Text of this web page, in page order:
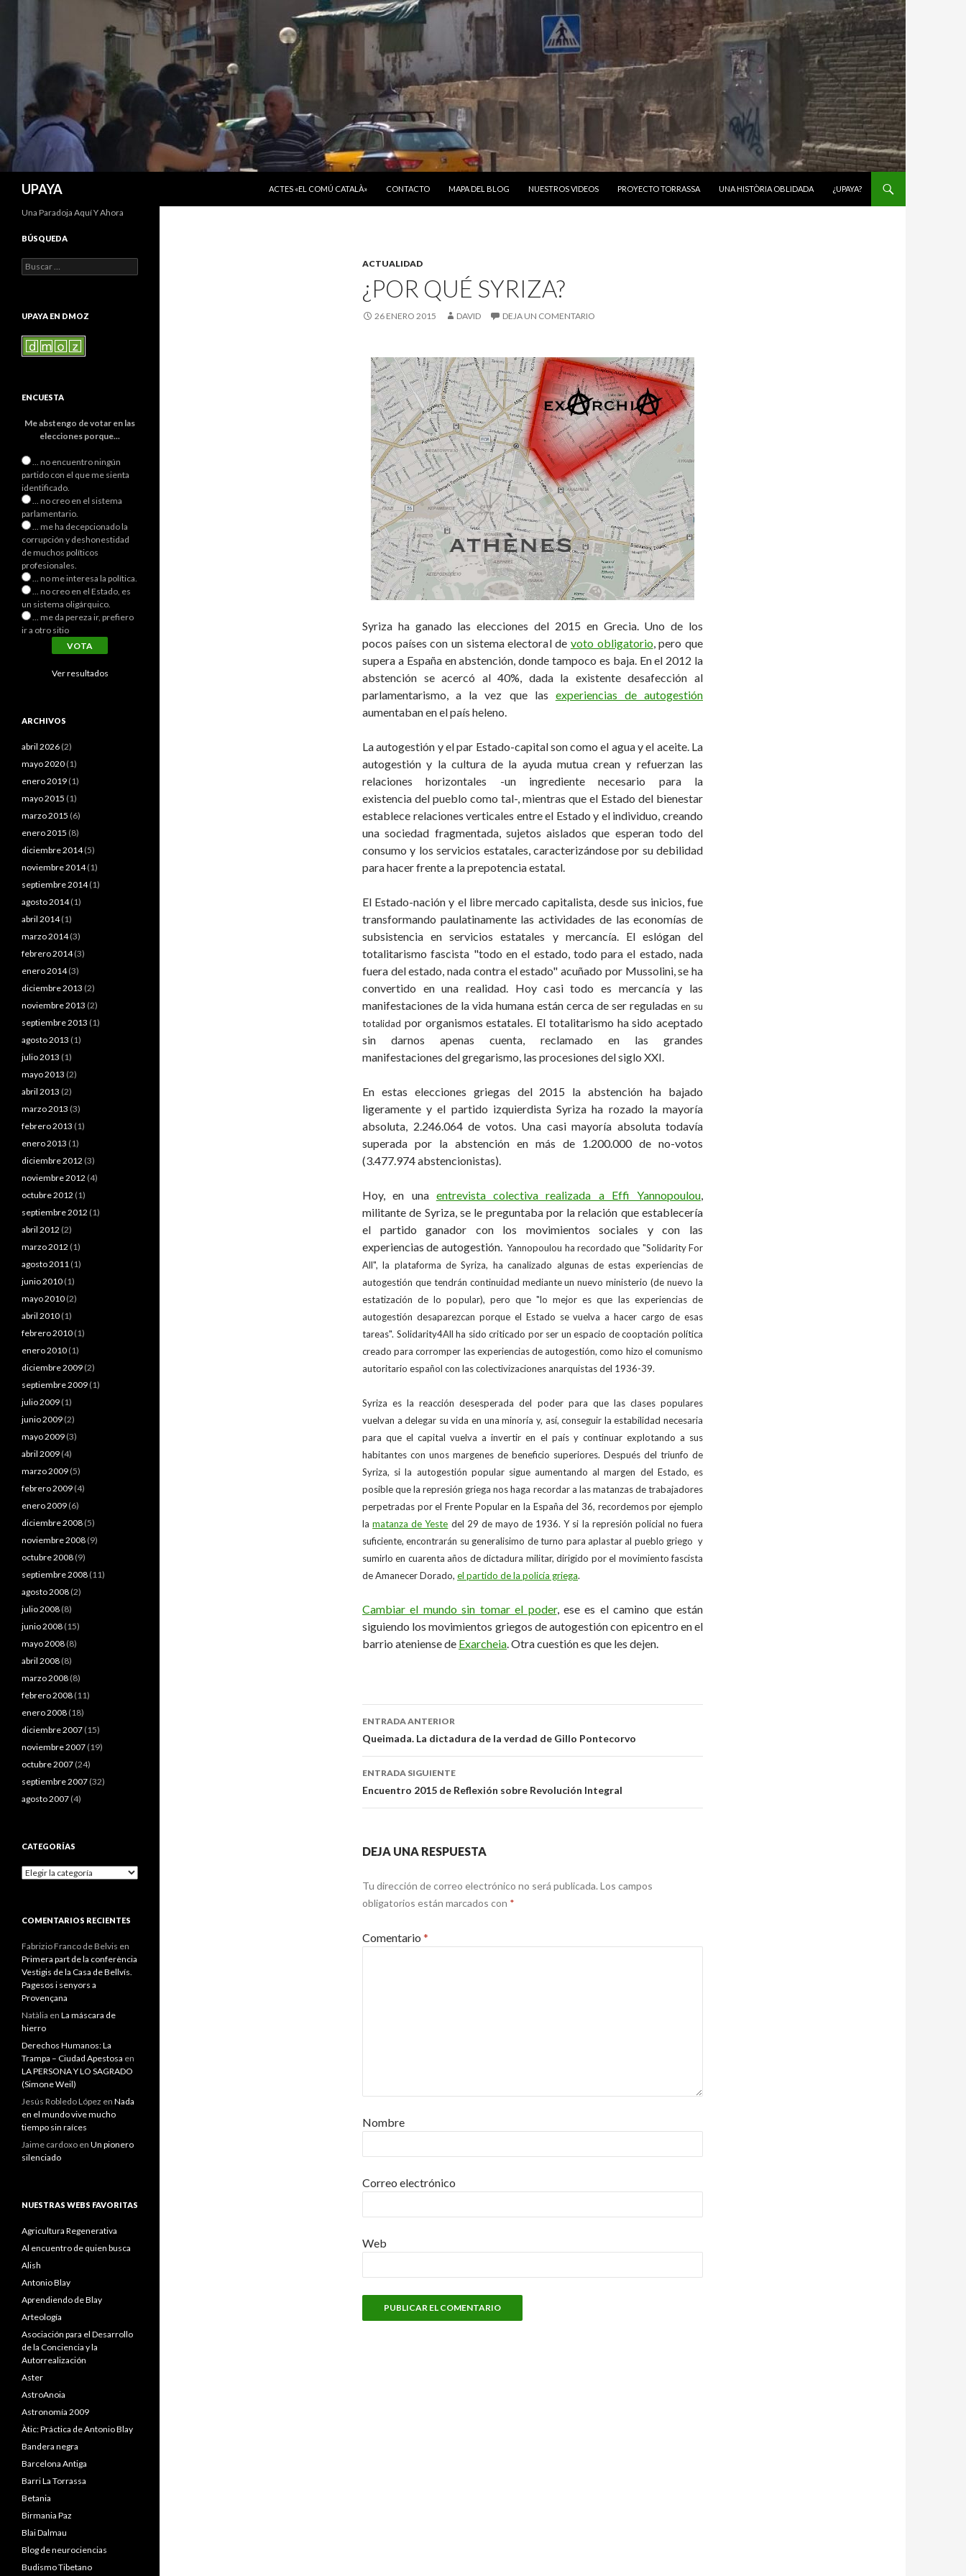
UPAYA
ACTES «EL COMÚ CATALÀ»
CONTACTO MAPA DEL BLOG NUESTROS VIDEOS PROYECTO TORRASSA UNA HISTÒRIA OBLIDADA ¿UPAYA?
ACTUALIDAD
¿POR QUÉ SYRIZA?
26 ENERO 2015 DAVID DEJA UN COMENTARIO
Syriza ha ganado las elecciones del 2015 en Grecia. Uno de los
pocos países con un sistema electoral de voto obligatorio, pero que
supera a España en abstención, donde tampoco es baja. En el 2012 la
abstención se acercó al 40%, dada la existente desafección al
parlamentarismo, a la vez que las experiencias de autogestión
aumentaban en el país heleno.
La autogestión y el par Estado-capital son como el agua y el aceite. La
autogestión y la cultura de la ayuda mutua crean y refuerzan las
relaciones horizontales -un ingrediente necesario para la
existencia del pueblo como tal-, mientras que el Estado del bienestar
establece relaciones verticales entre el Estado y el individuo, creando
una sociedad fragmentada, sujetos aislados que esperan todo del
consumo y los servicios estatales, caracterizándose por su debilidad
para hacer frente a la prepotencia estatal.
El Estado-nación y el libre mercado capitalista, desde sus inicios, fue
transformando paulatinamente las actividades de las economías de
subsistencia en servicios estatales y mercancía. El eslógan del
totalitarismo fascista "todo en el estado, todo para el estado, nada
fuera del estado, nada contra el estado" acuñado por Mussolini, se ha
convertido en una realidad. Hoy casi todo es mercancía y las
manifestaciones de la vida humana están cerca de ser reguladas en su
totalidad por organismos estatales. El totalitarismo ha sido aceptado
sin darnos apenas cuenta, reclamado en las grandes
manifestaciones del gregarismo, las procesiones del siglo XXI.
En estas elecciones griegas del 2015 la abstención ha bajado
ligeramente y el partido izquierdista Syriza ha rozado la mayoría
absoluta, 2.246.064 de votos. Una casi mayoría absoluta todavía
superada por la abstención en más de 1.200.000 de no-votos
(3.477.974 abstencionistas).
Hoy, en una entrevista colectiva realizada a Effi Yannopoulou,
militante de Syriza, se le preguntaba por la relación que establecería
el partido ganador con los movimientos sociales y con las
experiencias de autogestión.Yannopoulou ha recordado que "Solidarity For
All", la plataforma de Syriza, ha canalizado algunas de estas experiencias de
autogestión que tendrán continuidad mediante un nuevo ministerio (de nuevo la
estatización de lo popular), pero que "lo mejor es que las experiencias de
autogestión desaparezcan porque el Estado se vuelva a hacer cargo de esas
tareas". Solidarity4All ha sido criticado por ser un espacio de cooptación política
creado para corromper las experiencias de autogestión, como hizo el comunismo
autoritario español con las colectivizaciones anarquistas del 1936-39.
Syriza es la reacción desesperada del poder para que las clases populares
vuelvan a delegar su vida en una minoría y, así, conseguir la estabilidad necesaria
para que el capital vuelva a invertir en el país y continuar explotando a sus
habitantes con unos margenes de beneficio superiores. Después del triunfo de
Syriza, si la autogestión popular sigue aumentando al margen del Estado, es
posible que la represión griega nos haga recordar a las matanzas de trabajadores
perpetradas por el Frente Popular en la España del 36, recordemos por ejemplo
lamatanza de Yeste del 29 de mayo de 1936. Y si la represión policial no fuera
suficiente, encontrarán su generalisimo de turno para aplastar al pueblo griego y
sumirlo en cuarenta años de dictadura militar, dirigido por el movimiento fascista
de Amanecer Dorado, el partido de la policía griega.
Cambiar el mundo sin tomar el poder, ese es el camino que están
siguiendo los movimientos griegos de autogestión con epicentro en el
barrio ateniense de Exarcheia. Otra cuestión es que les dejen.
Navegación
de
entradas
ENTRADA ANTERIOR
Queimada. La dictadura de la verdad de Gillo Pontecorvo
ENTRADA SIGUIENTE
Encuentro 2015 de Reflexión sobre Revolución Integral
DEJA UNA RESPUESTA
Tu dirección de correo electrónico no será publicada. Los campos
obligatorios están marcados con *
Comentario *
Nombre
Correo electrónico
Web
Una Paradoja Aquí Y Ahora
BÚSQUEDA
Buscar:
UPAYA EN DMOZ
ENCUESTA
Me abstengo de votar en las
elecciones porque...
... no encuentro ningún
partido con el que me sienta
identificado.
... no creo en el sistema
parlamentario.
... me ha decepcionado la
corrupción y deshonestidad
de muchos políticos
profesionales.
... no me interesa la política.
... no creo en el Estado, es
un sistema oligárquico.
... me da pereza ir, prefiero
ir a otro sitio
Ver resultados
ARCHIVOS
abril 2026 (2)
mayo 2020 (1)
enero 2019 (1)
mayo 2015 (1)
marzo 2015 (6)
enero 2015 (8)
diciembre 2014(5)
noviembre 2014(1)
septiembre 2014(1)
agosto 2014(1)
abril 2014(1)
marzo 2014(3)
febrero 2014(3)
enero 2014(3)
diciembre 2013 (2)
noviembre 2013 (2)
septiembre 2013 (1)
agosto 2013 (1)
julio 2013 (1)
mayo 2013 (2)
abril 2013 (2)
marzo 2013 (3)
febrero 2013 (1)
enero 2013 (1)
diciembre 2012 (3)
noviembre 2012 (4)
octubre 2012 (1)
septiembre 2012 (1)
abril 2012 (2)
marzo 2012 (1)
agosto 2011 (1)
junio 2010 (1)
mayo 2010 (2)
abril 2010 (1)
febrero 2010 (1)
enero 2010 (1)
diciembre 2009 (2)
septiembre 2009 (1)
julio 2009 (1)
junio 2009 (2)
mayo 2009 (3)
abril 2009 (4)
marzo 2009 (5)
febrero 2009 (4)
enero 2009 (6)
diciembre 2008 (5)
noviembre 2008 (9)
octubre 2008 (9)
septiembre 2008 (11)
agosto 2008 (2)
julio 2008 (8)
junio 2008 (15)
mayo 2008 (8)
abril 2008 (8)
marzo 2008 (8)
febrero 2008 (11)
enero 2008 (18)
diciembre 2007 (15)
noviembre 2007 (19)
octubre 2007 (24)
septiembre 2007 (32)
agosto 2007 (4)
CATEGORÍAS
Categorías
COMENTARIOS RECIENTES
Fabrizio Franco de Belvis en
Primera part de la conferència
Vestigis de la Casa de Bellvís.
Pagesos i senyors a
Provençana
Natàlia en La máscara de
hierro
Derechos Humanos: La
Trampa – Ciudad Apestosa en
LA PERSONA Y LO SAGRADO
(Simone Weil)
Jesús Robledo López en Nada
en el mundo vive mucho
tiempo sin raíces
Jaime cardoxo en Un pionero
silenciado
NUESTRAS WEBS FAVORITAS
Agricultura Regenerativa
Al encuentro de quien busca
Alish
Antonio Blay
Aprendiendo de Blay
Arteología
Asociación para el Desarrollo
de la Conciencia y la
Autorrealización
Aster
AstroAnoia
Astronomía 2009
Àtic: Práctica de Antonio Blay
Bandera negra
Barcelona Antiga
Barri La Torrassa
Betania
Birmania Paz
Blai Dalmau
Blog de neurociencias
Budismo Tibetano